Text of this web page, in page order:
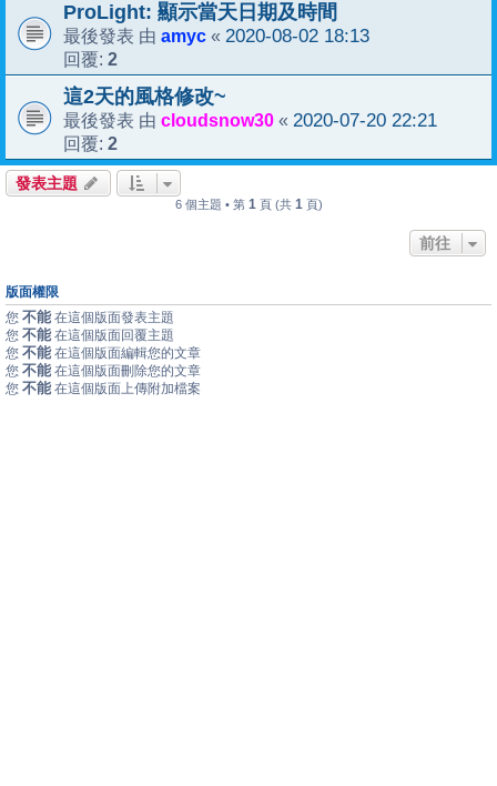
ProLight: 顯示當天日期及時間
最後發表 由 amyc « 2020-08-02 18:13
回覆: 2
這2天的風格修改~
最後發表 由 cloudsnow30 « 2020-07-20 22:21
回覆: 2
發表主題
6 個主題 • 第 1 頁 (共 1 頁)
前往
版面權限
您 不能 在這個版面發表主題
您 不能 在這個版面回覆主題
您 不能 在這個版面編輯您的文章
您 不能 在這個版面刪除您的文章
您 不能 在這個版面上傳附加檔案